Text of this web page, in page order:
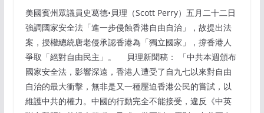
美國賓州眾議員史葛德•貝理（Scott Perry）五月二十二日
強調國家安全法「進一步侵蝕香港自由自治」，故提出法
案，授權總統唐老侵承認香港為「獨立國家」，撐香港人
爭取「絕對自由民主」。 貝理新聞稿： 「中共本週頒布
國家安全法，影響深遠，香港人遭受了自九七以來對自由
自治的最大衝擊，無非是又一種壓迫香港公民的嘗試，以
維護中共的權力。中國的行動完全不能接受，違反《中英